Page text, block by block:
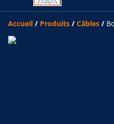
Accueil / Produits / Câbles /